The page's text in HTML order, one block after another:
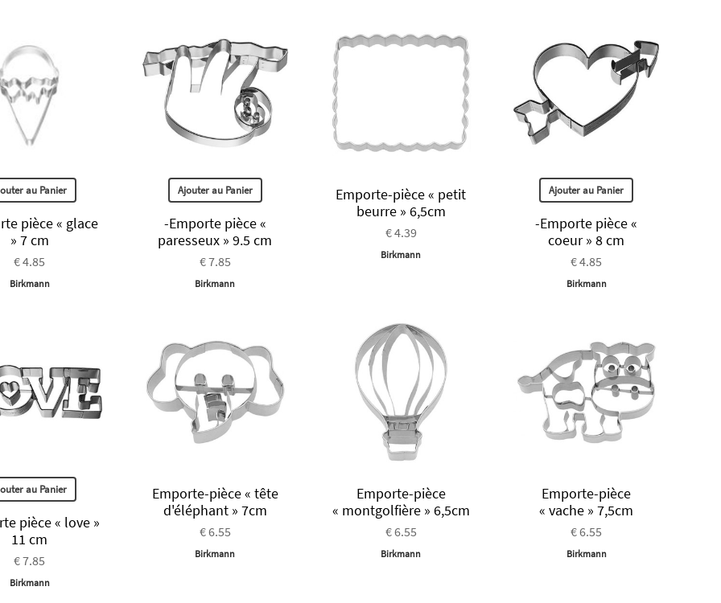
au Panier
pièce « glace
» 7 cm
€ 4.85
Birkmann
Ajouter au Panier
-Emporte pièce «
paresseux » 9.5 cm
€ 7.85
Birkmann
Emporte-pièce « petit
beurre » 6,5cm
€ 4.39
Birkmann
Ajouter au Panier
-Emporte pièce «
coeur » 8 cm
€ 4.85
Birkmann
au Panier
pièce « love »
11 cm
€ 7.85
Birkmann
Emporte-pièce « tête
d'éléphant » 7cm
€ 6.55
Birkmann
Emporte-pièce
« montgolfière » 6,5cm
€ 6.55
Birkmann
Emporte-pièce
« vache » 7,5cm
€ 6.55
Birkmann